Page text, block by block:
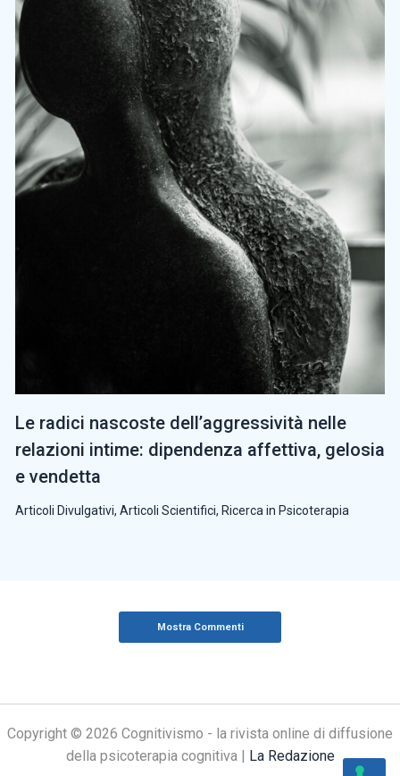
Le radici nascoste dell’aggressività nelle
relazioni intime: dipendenza affettiva, gelosia
e vendetta
Articoli Divulgativi, Articoli Scientifici, Ricerca in Psicoterapia
Mostra Commenti
Copyright © 2026 Cognitivismo - la rivista online di diffusione
della psicoterapia cognitiva | La Redazione